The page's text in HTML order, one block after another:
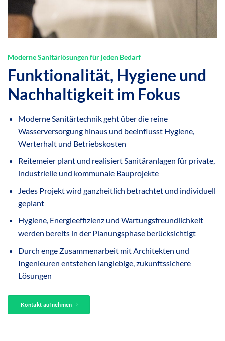
Moderne Sanitärlösungen für jeden Bedarf
Funktionalität, Hygiene und
Nachhaltigkeit im Fokus
Moderne Sanitärtechnik geht über die reine
Wasserversorgung hinaus und beeinflusst Hygiene,
Werterhalt und Betriebskosten
Reitemeier plant und realisiert Sanitäranlagen für private,
industrielle und kommunale Bauprojekte
Jedes Projekt wird ganzheitlich betrachtet und individuell
geplant
Hygiene, Energieeffizienz und Wartungsfreundlichkeit
werden bereits in der Planungsphase berücksichtigt
Durch enge Zusammenarbeit mit Architekten und
Ingenieuren entstehen langlebige, zukunftssichere
Lösungen
Kontakt aufnehmen